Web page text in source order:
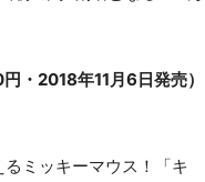
・2018年11月6日発売）
ミッキーマウス！「キ